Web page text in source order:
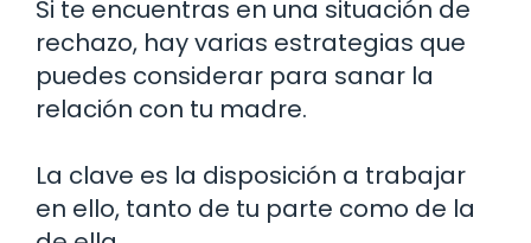
Si te encuentras en una situación de
rechazo, hay varias estrategias que
puedes considerar para sanar la
relación con tu madre.
La clave es la disposición a trabajar
en ello, tanto de tu parte como de la